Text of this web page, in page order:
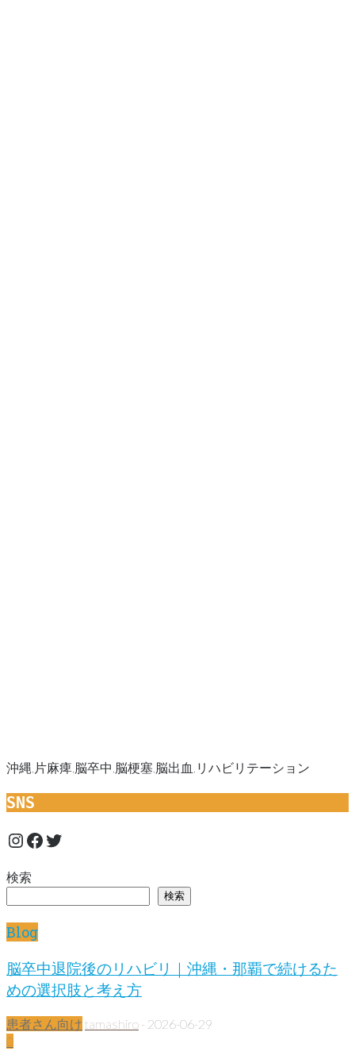
沖縄,片麻痺,脳卒中,脳梗塞,脳出血,リハビリテーション
SNS
Instagram
Facebook
Twitter
検索
検索
Blog
脳卒中退院後のリハビリ｜沖縄・那覇で続けるた
めの選択肢と考え方
患者さん向け tamashiro - 2026-06-29
0